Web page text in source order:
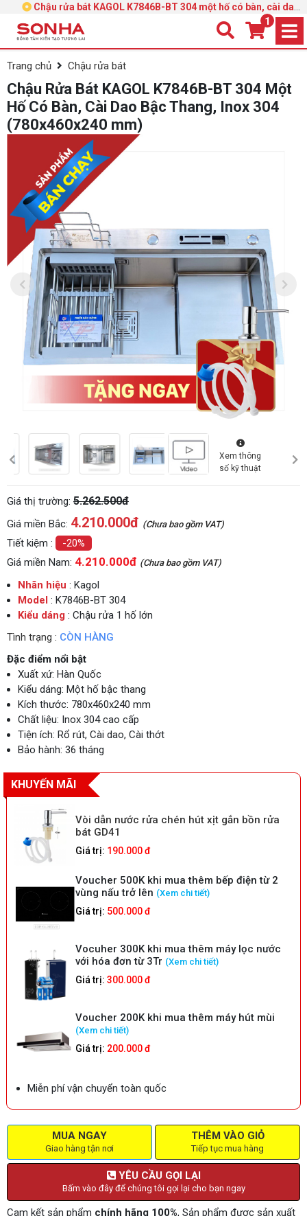
Chậu rửa bát KAGOL K7846B-BT 304 một hố có bàn, cài dao
bậc thang, inox 304 (780x460x240 mm)
1
Trang chủ Chậu rửa bát
Chậu Rửa Bát KAGOL K7846B-BT 304 Một
Hố Có Bàn, Cài Dao Bậc Thang, Inox 304
(780x460x240 mm)
Xem thông
số kỹ thuật
Giá thị trường: 5.262.500đ
Giá miền Bắc: 4.210.000đ (Chưa bao gồm VAT)
Tiết kiệm :
-20%
Giá miền Nam: 4.210.000đ (Chưa bao gồm VAT)
Nhãn hiệu : Kagol
Model : K7846B-BT 304
Kiểu dáng : Chậu rửa 1 hố lớn
Tình trạng : CÒN HÀNG
Đặc điểm nổi bật
Xuất xứ: Hàn Quốc
Kiểu dáng: Một hố bậc thang
Kích thước: 780x460x240 mm
Chất liệu: Inox 304 cao cấp
Tiện ích: Rổ rút, Cài dao, Cài thớt
Bảo hành: 36 tháng
KHUYẾN MÃI
Miễn phí vận chuyển toàn quốc
Vòi dẫn nước rửa chén hút xịt gắn bồn rửa
bát GD41
Giá trị: 190.000 đ
Vocuher 300K khi mua thêm máy lọc nước
với hóa đơn từ 3Tr (Xem chi tiết)
Giá trị: 300.000 đ
Voucher 500K khi mua thêm bếp điện từ 2
vùng nấu trở lên (Xem chi tiết)
Giá trị: 500.000 đ
Voucher 200K khi mua thêm máy hút mùi
(Xem chi tiết)
Giá trị: 200.000 đ
MUA NGAY
Giao hàng tận nơi
THÊM VÀO GIỎ
Tiếp tục mua hàng
YÊU CẦU GỌI LẠI
Bấm vào đây để chúng tôi gọi lại cho bạn ngay
Cam kết sản phẩm chính hãng 100%, Sản phẩm được sản xuất